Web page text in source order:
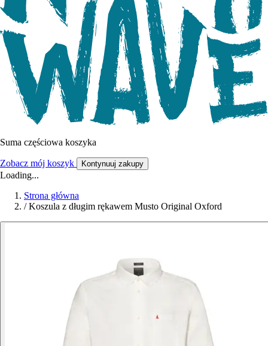
Suma częściowa koszyka
Zobacz mój koszyk Kontynuuj zakupy
Loading...
Strona główna
/ Koszula z długim rękawem Musto Original Oxford